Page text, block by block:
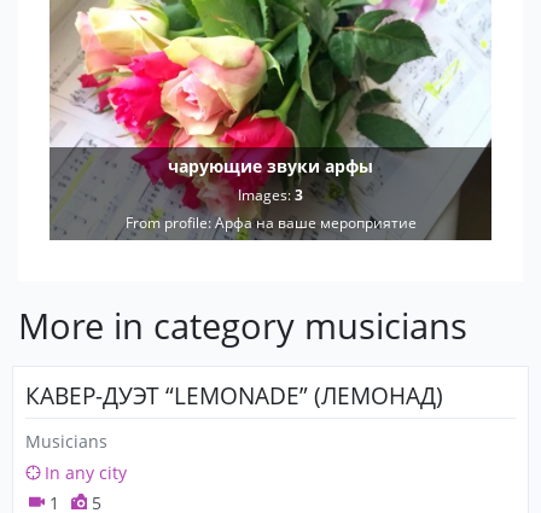
чарующие звуки арфы
Images: 3
From profile: Арфа на ваше мероприятие
More in category musicians
КАВЕР-ДУЭТ “LEMONADE” (ЛЕМОНАД)
Musicians
In any city
1
5